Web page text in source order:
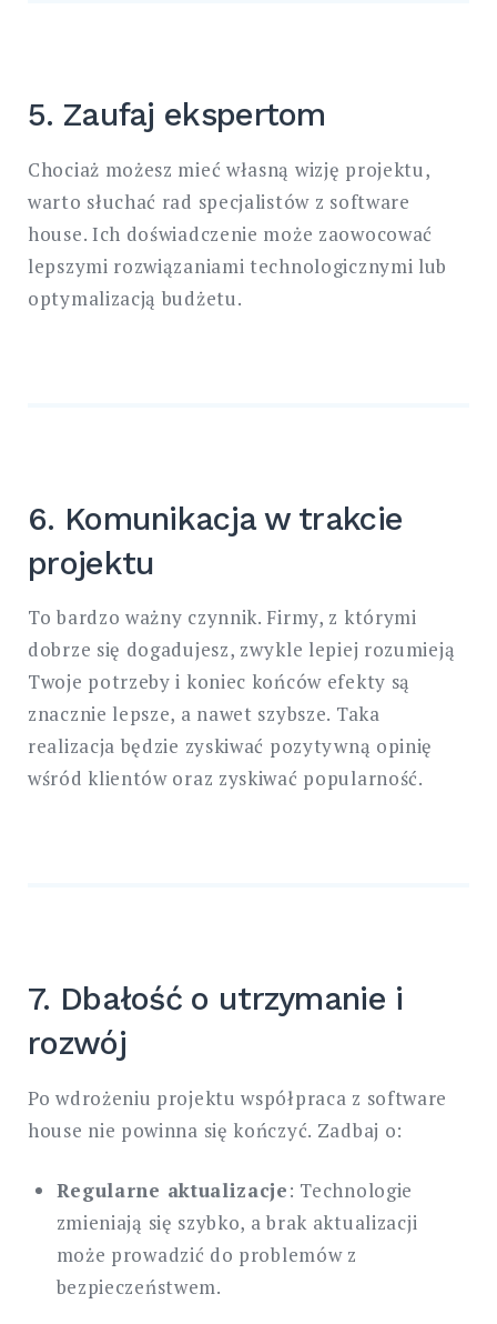
5. Zaufaj ekspertom
Chociaż możesz mieć własną wizję projektu,
warto słuchać rad specjalistów z software
house. Ich doświadczenie może zaowocować
lepszymi rozwiązaniami technologicznymi lub
optymalizacją budżetu.
6. Komunikacja w trakcie
projektu
To bardzo ważny czynnik. Firmy, z którymi
dobrze się dogadujesz, zwykle lepiej rozumieją
Twoje potrzeby i koniec końców efekty są
znacznie lepsze, a nawet szybsze. Taka
realizacja będzie zyskiwać pozytywną opinię
wśród klientów oraz zyskiwać popularność.
7. Dbałość o utrzymanie i
rozwój
Po wdrożeniu projektu współpraca z software
house nie powinna się kończyć. Zadbaj o:
Regularne aktualizacje: Technologie
zmieniają się szybko, a brak aktualizacji
może prowadzić do problemów z
bezpieczeństwem.